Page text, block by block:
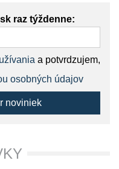
raz týždenne:
a potvrdzujem,
osobných údajov
noviniek